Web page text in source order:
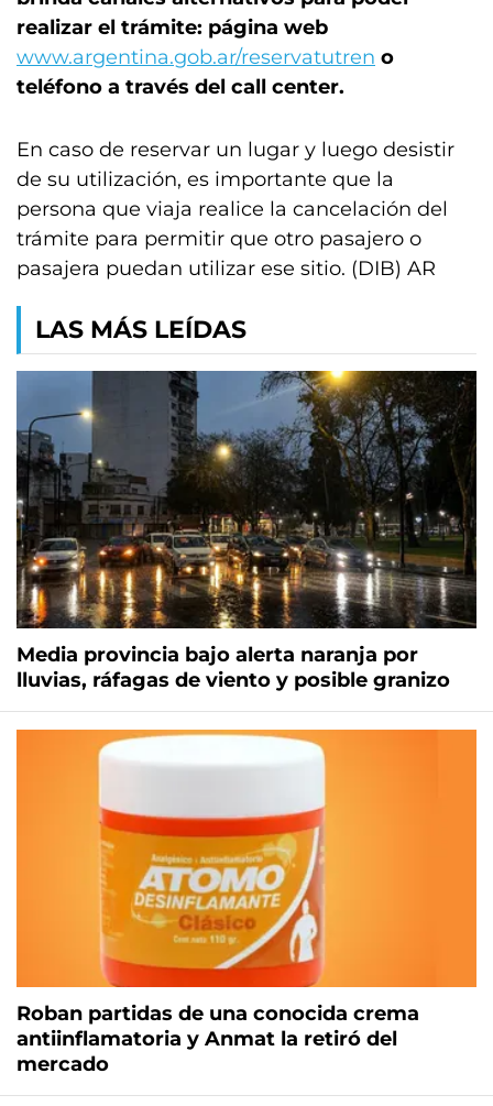
realizar el trámite: página web
www.argentina.gob.ar/reservatutren o
teléfono a través del call center.
En caso de reservar un lugar y luego desistir
de su utilización, es importante que la
persona que viaja realice la cancelación del
trámite para permitir que otro pasajero o
pasajera puedan utilizar ese sitio. (DIB) AR
LAS MÁS LEÍDAS
Media provincia bajo alerta naranja por
lluvias, ráfagas de viento y posible granizo
Roban partidas de una conocida crema
antiinflamatoria y Anmat la retiró del
mercado